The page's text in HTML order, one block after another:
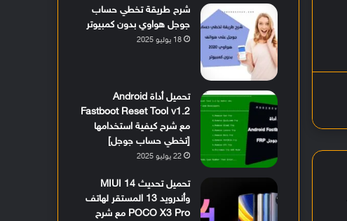
شرح طريقة تخطي حساب
جوجل هواوي بدون كمبيوتر
18 يوليو 2025
تحميل أداة Android
Fastboot Reset Tool v1.2
مع شرح كيفية استخدامها
[تخطي حساب جوجل]
22 يوليو 2025
تحميل تحديث MIUI 14
وأندرويد 13 المستقر لهاتف
POCO X3 Pro مع شرح